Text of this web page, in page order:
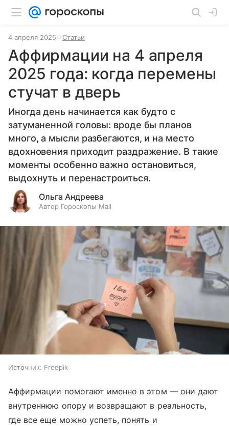
4 апреля 2025 Статьи
Аффирмации на 4 апреля
2025 года: когда перемены
стучат в дверь
Иногда день начинается как будто с
затуманенной головы: вроде бы планов
много, а мысли разбегаются, и на место
вдохновения приходит раздражение. В такие
моменты особенно важно остановиться,
выдохнуть и перенастроиться.
Ольга Андреева
Автор Гороскопы Mail
Источник: Freepik
Аффирмации помогают именно в этом — они дают
внутреннюю опору и возвращают в реальность,
где все еще можно успеть, понять и